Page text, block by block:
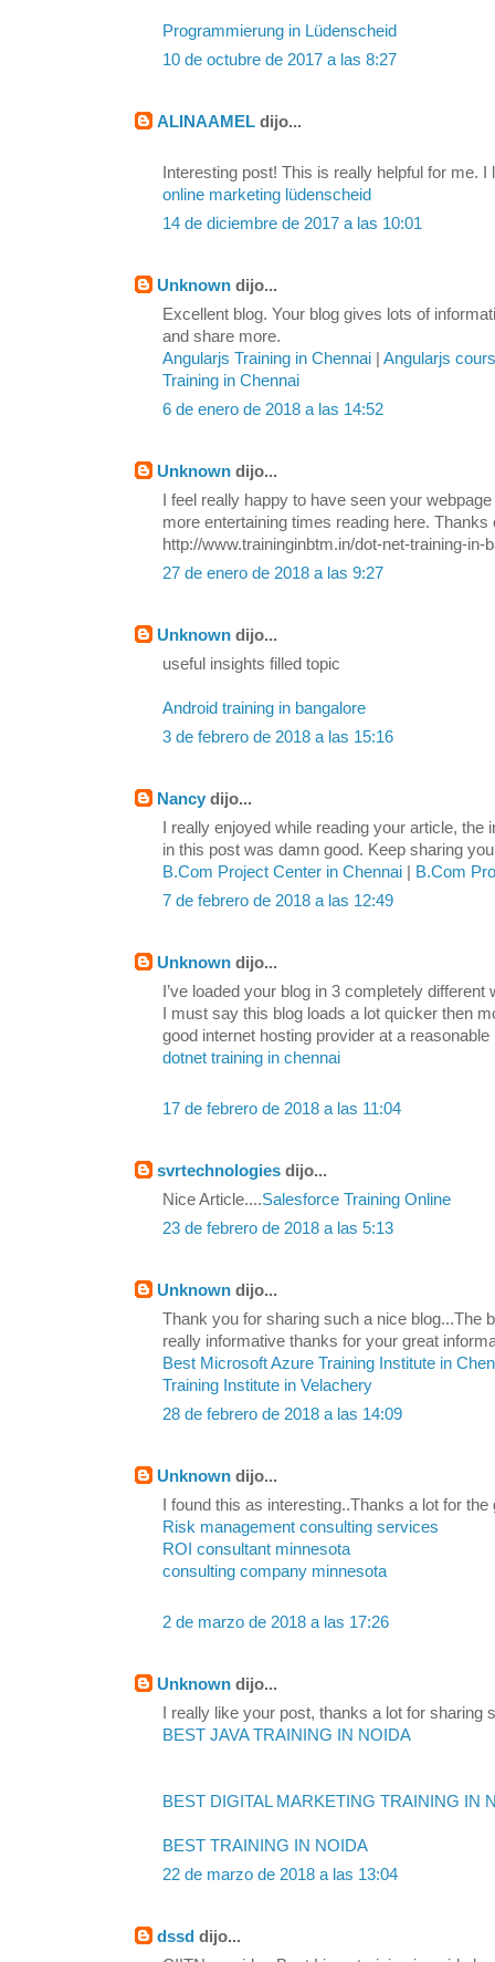
Programmierung in Lüdenscheid
10 de octubre de 2017 a las 8:27
ALINAAMEL dijo...
Interesting post! This is really helpful for me.
online marketing lüdenscheid
14 de diciembre de 2017 a las 10:01
Unknown dijo...
Excellent blog. Your blog gives lots of
and share more.
Angularjs Training in Chennai
Angularjs
Training in Chennai
6 de enero de 2018 a las 14:52
Unknown dijo...
I feel really happy to have seen your
more entertaining times reading here.
http://www.traininginbtm.in/dot-net-training-in-
27 de enero de 2018 a las 9:27
Unknown dijo...
useful insights filled topic
Android training in bangalore
3 de febrero de 2018 a las 15:16
Nancy dijo...
I really enjoyed while reading your article,
in this post was damn good. Keep sharing
B.Com Project Center in Chennai
B.Com
7 de febrero de 2018 a las 12:49
Unknown dijo...
I’ve loaded your blog in 3 completely
I must say this blog loads a lot quicker then
good internet hosting provider at a reasonable
dotnet training in chennai
17 de febrero de 2018 a las 11:04
svrtechnologies dijo...
Nice Article....Salesforce Training Online
23 de febrero de 2018 a las 5:13
Unknown dijo...
Thank you for sharing such a nice blog...The
really informative thanks for your great
Best Microsoft Azure Training Institute in
Training Institute in Velachery
28 de febrero de 2018 a las 14:09
Unknown dijo...
I found this as interesting..Thanks a lot for
Risk management consulting services
ROI consultant minnesota
consulting company minnesota
2 de marzo de 2018 a las 17:26
Unknown dijo...
I really like your post, thanks a lot for sharing
BEST JAVA TRAINING IN NOIDA
BEST DIGITAL MARKETING TRAINING IN
BEST TRAINING IN NOIDA
22 de marzo de 2018 a las 13:04
dssd dijo...